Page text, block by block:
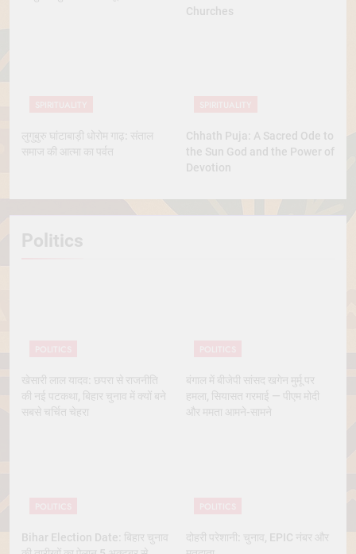
Churches
लुगुबुरु घांटाबाड़ी धोरोम गाढ़: संताल
समाज की आत्मा का पर्वत
Chhath Puja: A Sacred Ode to
the Sun God and the Power of
Devotion
Politics
खेसारी लाल यादव: छपरा से राजनीति
की नई पटकथा, बिहार चुनाव में क्यों बने
सबसे चर्चित चेहरा
बंगाल में बीजेपी सांसद खगेन मुर्मू पर
हमला, सियासत गरमाई — पीएम मोदी
और ममता आमने-सामने
Bihar Election Date: बिहार चुनाव
दोहरी परेशानी: चुनाव, EPIC नंबर और